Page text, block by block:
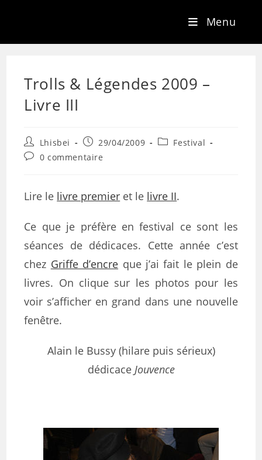
Menu
Trolls & Légendes 2009 –
Livre III
Lhisbei 29/04/2009
Festival
0 commentaire
Lire le livre premier et le livre II.
Ce que je préfère en festival ce sont les
séances de dédicaces. Cette année c’est
chez Griffe d’encre que j’ai fait le plein de
livres. On clique sur les photos pour les
voir s’afficher en grand dans une nouvelle
fenêtre.
Alain le Bussy (hilare puis sérieux)
dédicace Jouvence